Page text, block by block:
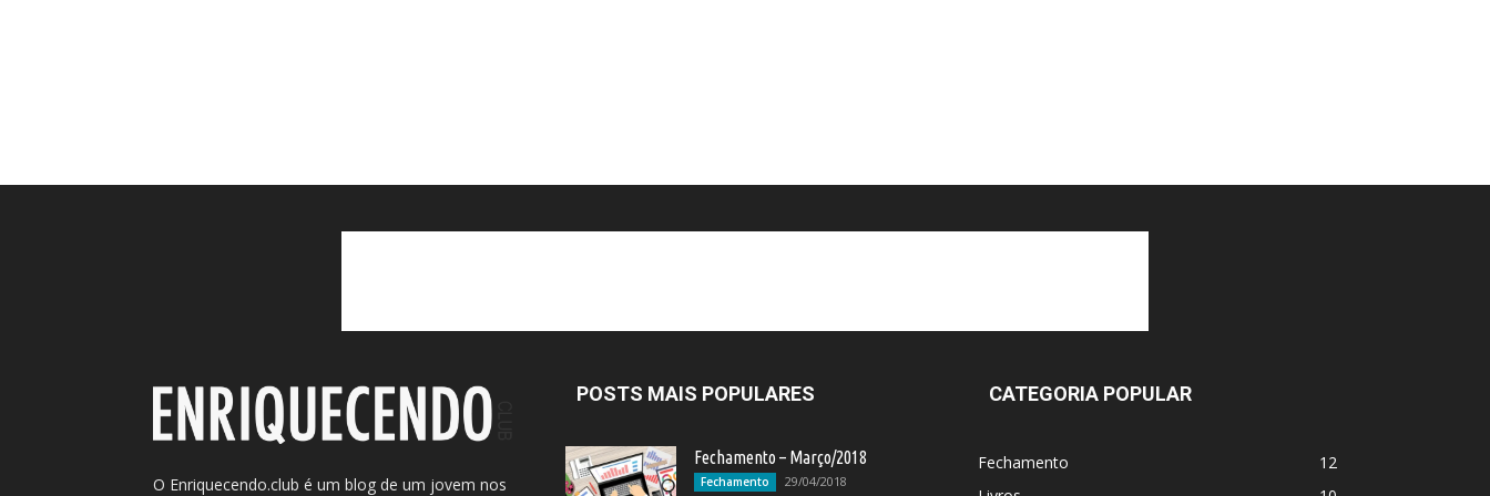
O Enriquecendo.club é um blog de um jovem nos
POSTS MAIS POPULARES
Fechamento – Março/2018
Fechamento 29/04/2018
CATEGORIA POPULAR
Fechamento
12